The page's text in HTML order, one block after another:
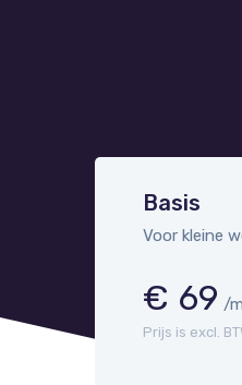
Basis
Voor kleine
€ 69 /
Prijs is excl.